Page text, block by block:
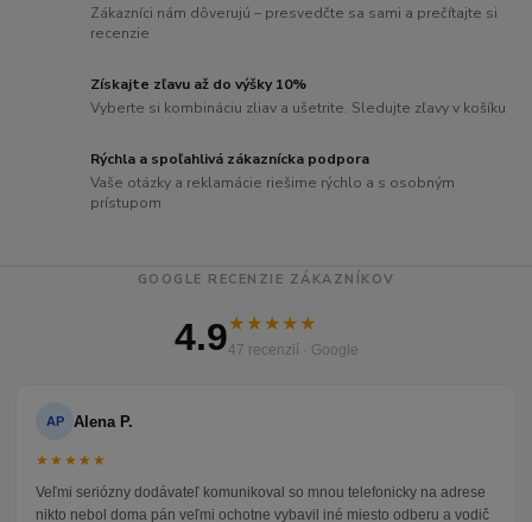
Zákazníci nám dôverujú – presvedčte sa sami a prečítajte si
recenzie
Získajte zľavu až do výšky 10%
Vyberte si kombináciu zliav a ušetrite. Sledujte zľavy v košíku
Rýchla a spoľahlivá zákaznícka podpora
Vaše otázky a reklamácie riešime rýchlo a s osobným
prístupom
GOOGLE RECENZIE ZÁKAZNÍKOV
4.9★★★★★
47 recenzií · Google
AP Alena P.
★★★★★
Veľmi seriózny dodávateľ komunikoval so mnou telefonicky na adrese
nikto nebol doma pán veľmi ochotne vybavil iné miesto odberu a vodič